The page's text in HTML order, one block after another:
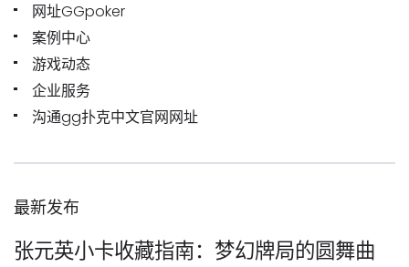
网址GGpoker
案例中心
游戏动态
企业服务
沟通gg扑克中文官网网址
最新发布
张元英小卡收藏指南：梦幻牌局的圆舞曲